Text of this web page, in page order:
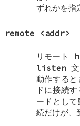
ずれかを指
remote <addr>
リモート
listen文
動作する
ドに接続
ードとし
続だけが、